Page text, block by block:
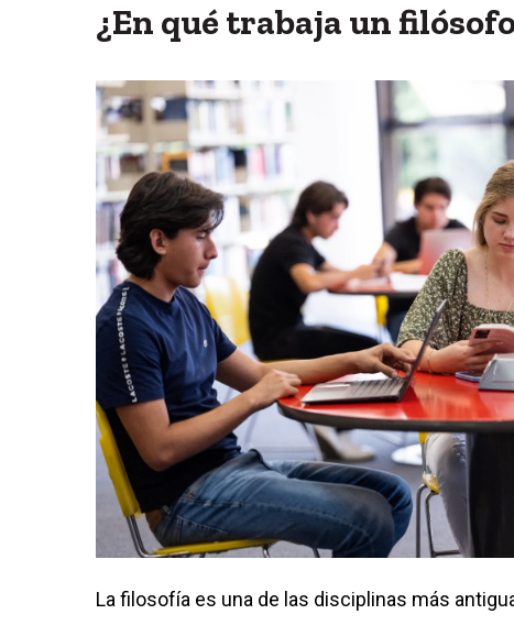
¿En qué trabaja un
La filosofía es una de las disciplinas más